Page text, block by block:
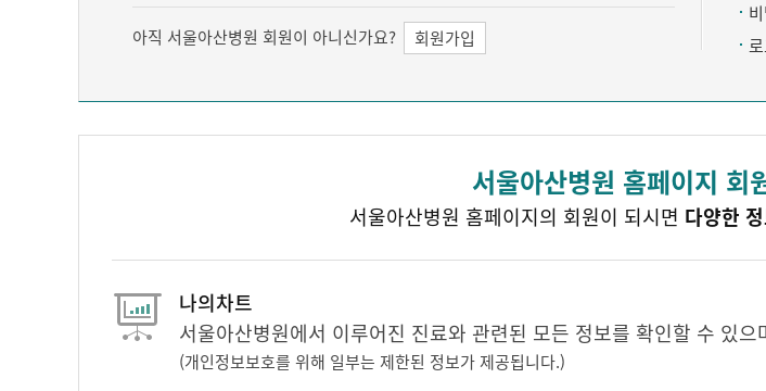
아직 서울아산병원 회원이 아니신가요? 회원가입
서울아산병원 홈페이지 회
서울아산병원 홈페이지의 회원이 되시면 다양한
나의차트
서울아산병원에서 이루어진 진료와 관련된 모든 정보를 확인할 수 있
(개인정보보호를 위해 일부는 제한된 정보가 제공됩니다.)